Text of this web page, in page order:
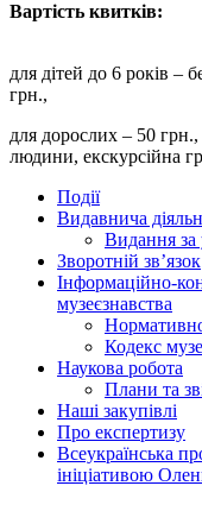
для дітей до 6 років –
грн.,
для дорослих – 50 грн.,
людини,
Події
Видавнича
Видання за
Зворотній зв’язок
Інформаційно-
музеєзнавства
Кодекс
Наукова робота
Плани та
Наші закупівлі
Про експертизу
Всеукраїнська
ініціативою